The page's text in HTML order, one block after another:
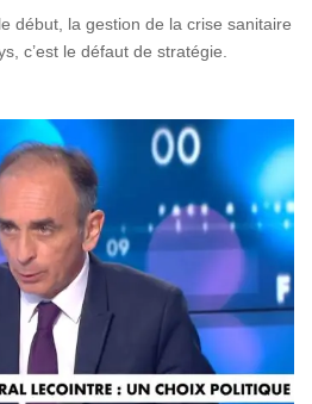
début, la gestion de la crise sanitaire
c’est le défaut de stratégie.